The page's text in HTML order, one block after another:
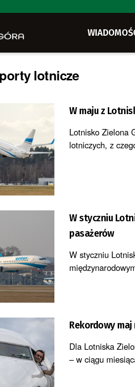
lotnicze
W maju z
Lotnisko Zielona
lotniczych, z
W styczniu
pasażerów
W styczniu
Rekordowy
Dla Lotniska
– w ciągu